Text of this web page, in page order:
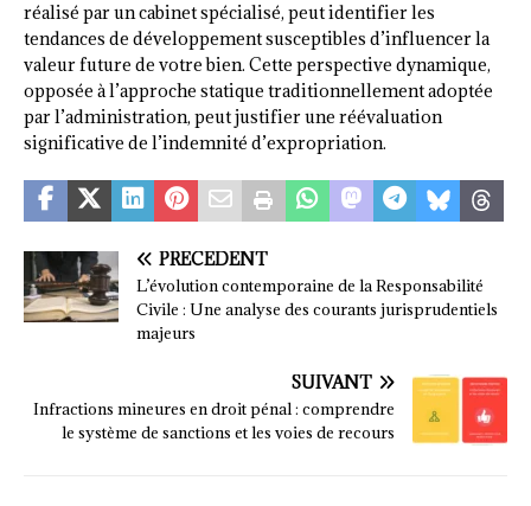
réalisé par un cabinet spécialisé, peut identifier les
tendances de développement susceptibles d’influencer la
valeur future de votre bien. Cette perspective dynamique,
opposée à l’approche statique traditionnellement adoptée
par l’administration, peut justifier une réévaluation
significative de l’indemnité d’expropriation.
PRÉCÉDENT
L’évolution contemporaine de la Responsabilité
Civile : Une analyse des courants jurisprudentiels
majeurs
SUIVANT
Infractions mineures en droit pénal : comprendre
le système de sanctions et les voies de recours